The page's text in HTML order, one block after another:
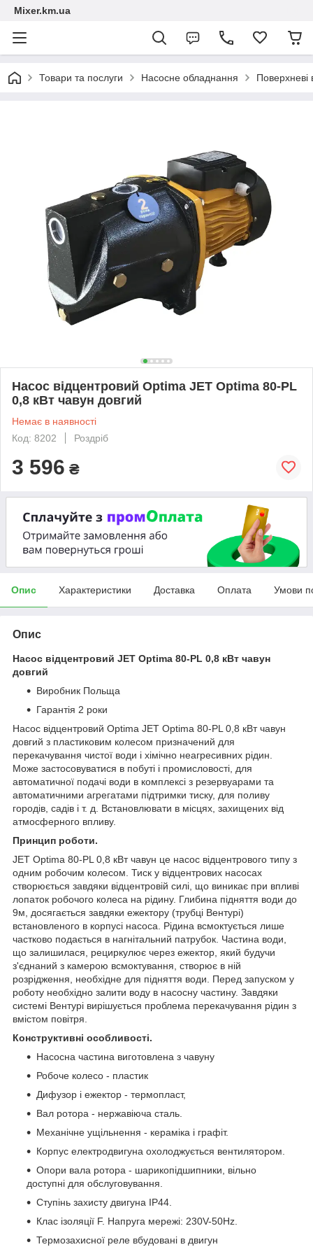
Mixer.km.ua
Товари та послуги Насосне обладнання Поверхневі
Насос відцентровий Optima JET Optima 80-PL
0,8 кВт чавун довгий
Немає в наявності
Код: 8202
Роздріб
3 596 ₴
Опис Характеристики Доставка Оплата Умови
Опис
Насос відцентровий JET Optima 80-PL 0,8 кВт чавун
довгий
Виробник Польща
Гарантія 2 роки
Насос відцентровий Optima JET Optima 80-PL 0,8 кВт чавун
довгий з пластиковим колесом призначений для
перекачування чистої води і хімічно неагресивних рідин.
Може застосовуватися в побуті і промисловості, для
автоматичної подачі води в комплексі з резервуарами та
автоматичними агрегатами підтримки тиску, для поливу
городів, садів і т. д. Встановлювати в місцях, захищених від
атмосферного впливу.
Принцип роботи.
JET Optima 80-PL 0,8 кВт чавун це насос відцентрового типу з
одним робочим колесом. Тиск у відцентрових насосах
створюється завдяки відцентровій силі, що виникає при впливі
лопаток робочого колеса на рідину. Глибина підняття води до
9м, досягається завдяки ежектору (трубці Вентурі)
встановленого в корпусі насоса. Рідина всмоктується лише
частково подається в нагнітальний патрубок. Частина води,
що залишилася, рециркулює через ежектор, який будучи
з'єднаний з камерою всмоктування, створює в ній
розрідження, необхідне для підняття води. Перед запуском у
роботу необхідно залити воду в насосну частину. Завдяки
системі Вентурі вирішується проблема перекачування рідин з
вмістом повітря.
Конструктивні особливості.
Насосна частина виготовлена з чавуну
Робоче колесо - пластик
Дифузор і ежектор - термопласт,
Вал ротора - нержавіюча сталь.
Механічне ущільнення - кераміка і графіт.
Корпус електродвигуна охолоджується вентилятором.
Опори вала ротора - шарикопідшипники, вільно
доступні для обслуговування.
Ступінь захисту двигуна IP44.
Клас ізоляції F. Напруга мережі: 230V-50Hz.
Термозахисної реле вбудовані в двигун